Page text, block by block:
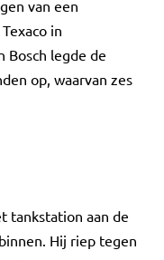
van een
in
Bosch legde de
op, waarvan zes
tankstation aan de
Hij riep tegen